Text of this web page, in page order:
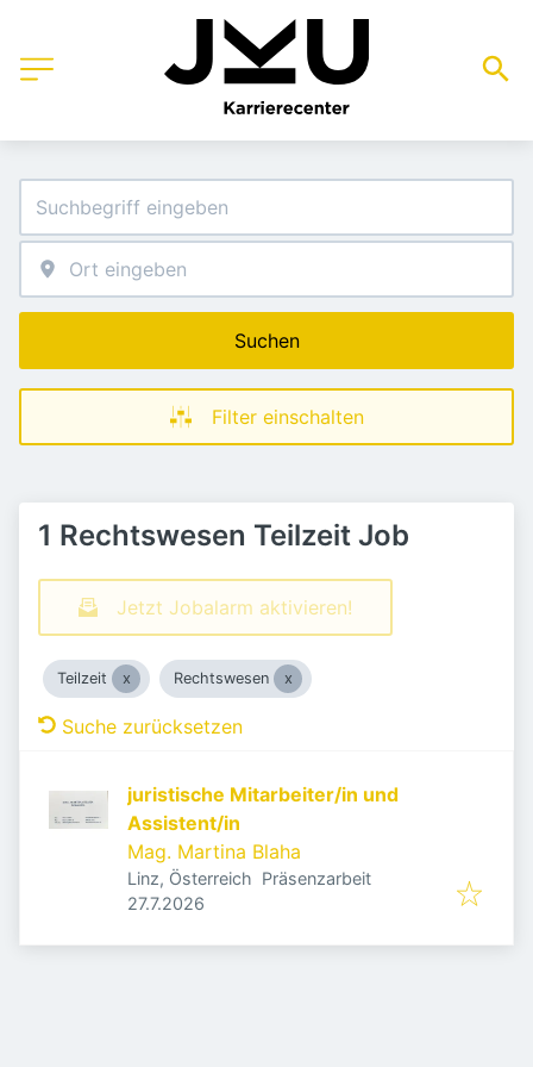
Suchen
Filter einschalten
1 Rechtswesen Teilzeit Job
Jetzt Jobalarm aktivieren!
Teilzeit Rechtswesen
Suche zurücksetzen
juristische Mitarbeiter/in und
Assistent/in
Mag. Martina Blaha
Linz, Österreich Präsenzarbeit
Veröffentlicht
27.7.2026